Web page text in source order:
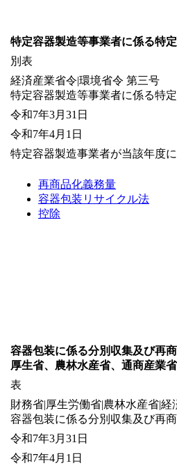
特定容器製造等事業者に係る特
別表
経済産業省令|環境省令 第三号
特定容器製造等事業者に係る特
令和7年3月31日
令和7年4月1日
特定容器製造事業者が当該年度
再商品化義務量
容器包装リサイクル法
控除
容器包装に係る分別収集及び再
厚生省、農林水産省、通商産業省
表
財務省|厚生労働省|農林水産省|
容器包装に係る分別収集及び再
令和7年3月31日
令和7年4月1日